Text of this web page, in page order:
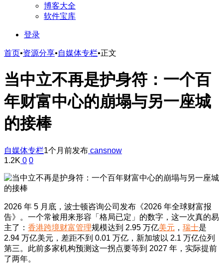
博客大全
软件宝库
登录
首页•资源分享•自媒体专栏•正文
当中立不再是护身符：一个百
年财富中心的崩塌与另一座城
的接棒
自媒体专栏1个月前发布 cansnow
1.2K 0 0
2026 年 5 月底，波士顿咨询公司发布《2026 年全球财富报
告》。一个常被用来形容「格局已定」的数字，这一次真的易
主了： 香港跨境财富管理规模达到 2.95 万亿美元 ， 瑞士是
2.94 万亿美元，差距不到 0.01 万亿，新加坡以 2.1 万亿位列
第三。此前多家机构预测这一拐点要等到 2027 年，实际提前
了两年。